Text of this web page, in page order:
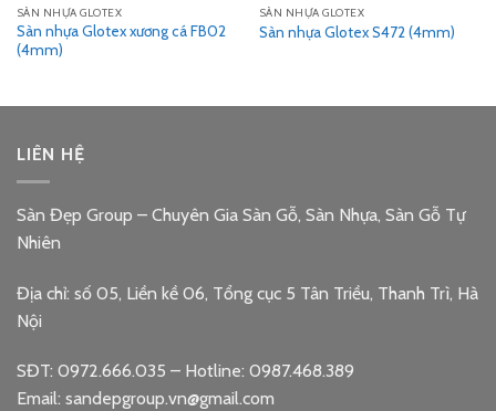
SÀN NHỰA GLOTEX
Sàn nhựa Glotex xương cá FB02
(4mm)
SÀN NHỰA GLOTEX
Sàn nhựa Glotex S472 (4mm)
LIÊN HỆ
Sàn Đẹp Group – Chuyên Gia Sàn Gỗ, Sàn Nhựa, Sàn Gỗ Tự
Nhiên
Địa chỉ: số 05, Liền kề 06, Tổng cục 5 Tân Triều, Thanh Trì, Hà
Nội
SĐT: 0972.666.035 – Hotline: 0987.468.389
Email: sandepgroup.vn@gmail.com